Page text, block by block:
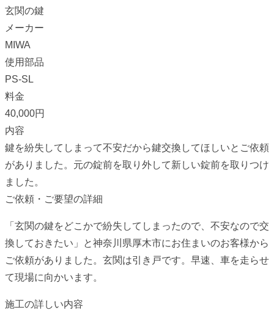
玄関の鍵
メーカー
MIWA
使用部品
PS-SL
料金
40,000円
内容
鍵を紛失してしまって不安だから鍵交換してほしいとご依頼
がありました。元の錠前を取り外して新しい錠前を取りつけ
ました。
ご依頼・ご要望の詳細
「玄関の鍵をどこかで紛失してしまったので、不安なので交
換しておきたい」と神奈川県厚木市にお住まいのお客様から
ご依頼がありました。玄関は引き戸です。早速、車を走らせ
て現場に向かいます。
施工の詳しい内容